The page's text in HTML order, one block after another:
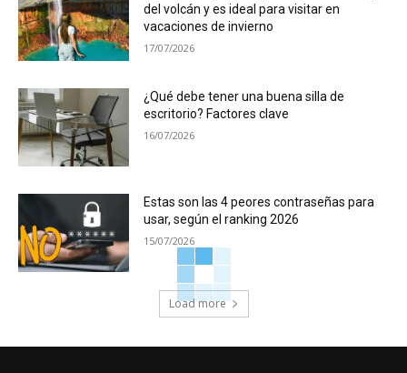
del volcán y es ideal para visitar en
vacaciones de invierno
17/07/2026
¿Qué debe tener una buena silla de
escritorio? Factores clave
16/07/2026
Estas son las 4 peores contraseñas para
usar, según el ranking 2026
15/07/2026
Load more